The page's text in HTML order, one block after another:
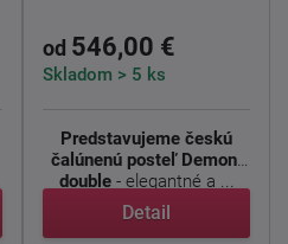
od 546,00 €
Skladom > 5 ks
Predstavujeme českú
čalúnenú posteľ Demont
double- elegantné a ...
Detail